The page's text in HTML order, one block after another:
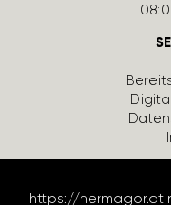
https://hermagor.at